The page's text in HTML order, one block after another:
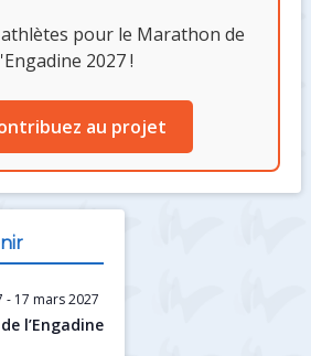
pour le Marathon de
2027 !
au projet
- 17 mars 2027
l’Engadine